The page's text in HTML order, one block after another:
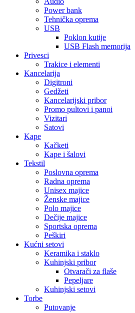
Power bank
Tehnička oprema
USB
Poklon kutije
USB Flash memorija
Privesci
Trakice i elementi
Kancelarija
Digitroni
Gedžeti
Kancelarijski pribor
Promo pultovi i panoi
Vizitari
Satovi
Kape
Kačketi
Kape i šalovi
Tekstil
Poslovna oprema
Radna oprema
Unisex majice
Ženske majice
Polo majice
Dečije majice
Sportska oprema
Peškiri
Kućni setovi
Keramika i staklo
Kuhinjski pribor
Otvarači za flaše
Pepeljare
Kuhinjski setovi
Torbe
Putovanje